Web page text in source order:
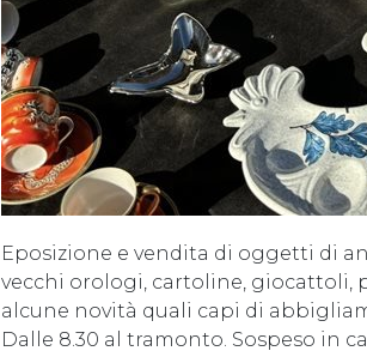
Eposizione e vendita di oggetti di
vecchi orologi, cartoline, giocattoli,
alcune novità quali capi di
Dalle 8.30 al tramonto. Sospeso in